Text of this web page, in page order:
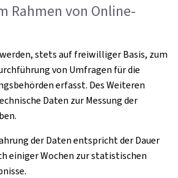
Rahmen von Online-
stets auf freiwilliger Basis, zum
von Umfragen für die
erfasst. Des Weiteren
Daten zur Messung der
der Daten entspricht der Dauer
einiger Wochen zur statistischen